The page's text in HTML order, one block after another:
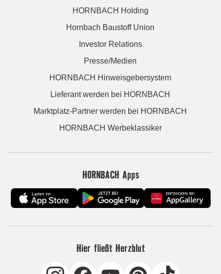
HORNBACH Holding
Hornbach Baustoff Union
Investor Relations
Presse/Medien
HORNBACH Hinweisgebersystem
Lieferant werden bei HORNBACH
Marktplatz-Partner werden bei HORNBACH
HORNBACH Werbeklassiker
HORNBACH Apps
Hier fließt Herzblut